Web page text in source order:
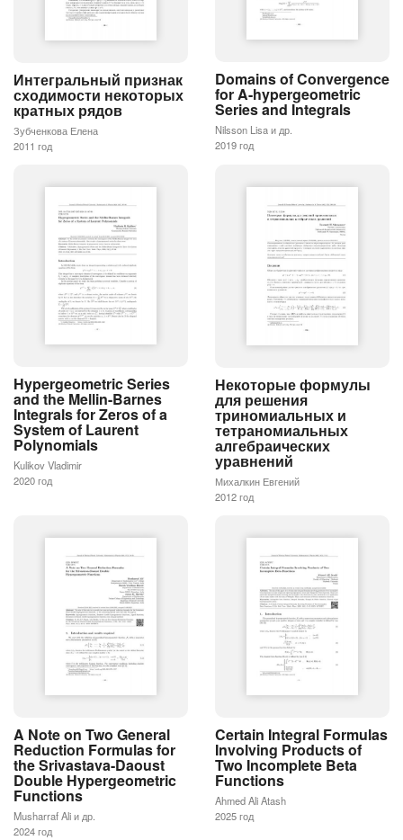
Интегральный признак
сходимости некоторых
кратных рядов
Зубченкова Елена
2011 год
Domains of Convergence
for A-hypergeometric
Series and Integrals
Nilsson Lisa и др.
2019 год
Hypergeometric Series
and the Mellin-Barnes
Integrals for Zeros of a
System of Laurent
Polynomials
Kulikov Vladimir
2020 год
Некоторые формулы
для решения
триномиальных и
тетраномиальных
алгебраических
уравнений
Михалкин Евгений
2012 год
A Note on Two General
Reduction Formulas for
the Srivastava-Daoust
Double Hypergeometric
Functions
Musharraf Ali и др.
2024 год
Certain Integral Formulas
Involving Products of
Two Incomplete Beta
Functions
Ahmed Ali Atash
2025 год